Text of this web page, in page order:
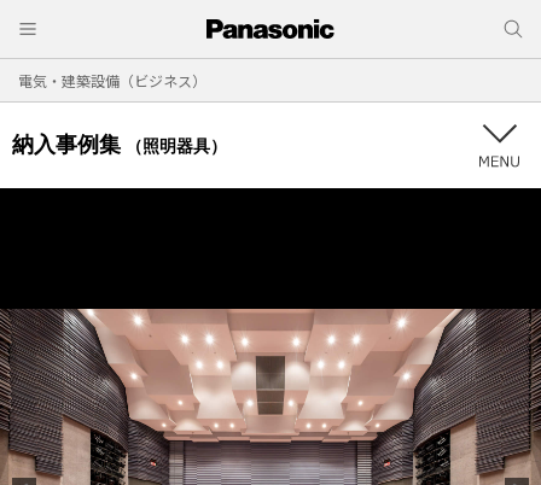
電気・建築設備（ビジネス）
納入事例集 （照明器具）